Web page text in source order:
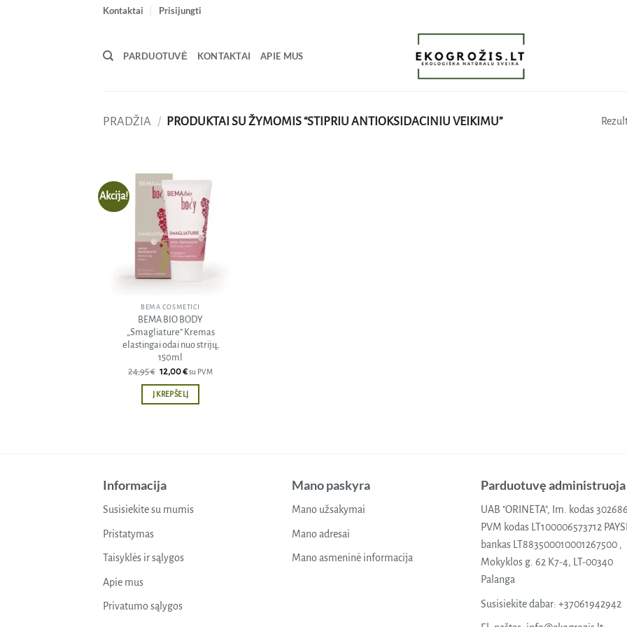
Kontaktai Prisijungti
PARDUOTUVĖ KONTAKTAI APIE MUS
PRADŽIA / PRODUKTAI SU ŽYMOMIS “STIPRIU ANTIOKSIDACINIU VEIKIMU”
Akcija!
Pridėti
į norų
sąrašą
BEMA COSMETICI
BEMA BIO BODY
„Smagliature” Kremas
elastingai odai nuo strijų,
150ml
24,95€ Original
was:
24,95 €.
12,00€Current
is:
12,00 €.
su PVM
Į KREPŠELĮ
Informacija
Susisiekite su mumis
Pristatymas
Taisyklės ir sąlygos
Apie mus
Privatumo sąlygos
Mano paskyra
Mano užsakymai
Mano adresai
Mano asmeninė informacija
Parduotuvę administruoja
UAB "ORINETA", Im. kodas
PVM kodas LT100006573712
bankas LT883500010001267500 ,
Mokyklos g. 62 K7-4, LT-00340
Palanga
Susisiekite dabar: +37061942942